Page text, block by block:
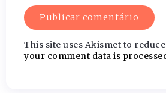
This site uses Akismet to
your comment data is